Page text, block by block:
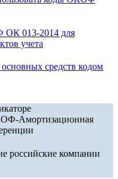
ОК 013-2014 для
учета
средств кодом
Амортизационная
российские компании